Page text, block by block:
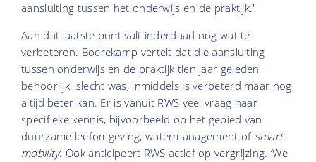
aansluiting tussen het onderwijs en de praktijk.'
Aan dat laatste punt valt inderdaad nog wat te
verbeteren. Boerekamp vertelt dat die aansluiting
tussen onderwijs en de praktijk tien jaar geleden
behoorlijk slecht was, inmiddels is verbeterd maar nog
altijd beter kan. Er is vanuit RWS veel vraag naar
specifieke kennis, bijvoorbeeld op het gebied van
duurzame leefomgeving, watermanagement of smart
mobility. Ook anticipeert RWS actief op vergrijzing. ‘We